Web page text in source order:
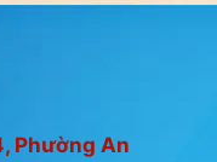
Phường An